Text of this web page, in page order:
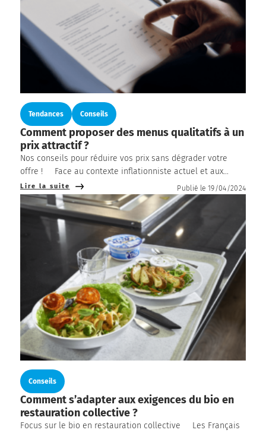
Tendances Conseils
Comment proposer des menus qualitatifs à un
prix attractif ?
Nos conseils pour réduire vos prix sans dégrader votre
offre ! Face au contexte inflationniste actuel et aux...
Lire la suite Publié le 19/04/2024
Conseils
Comment s’adapter aux exigences du bio en
restauration collective ?
Focus sur le bio en restauration collective Les Français